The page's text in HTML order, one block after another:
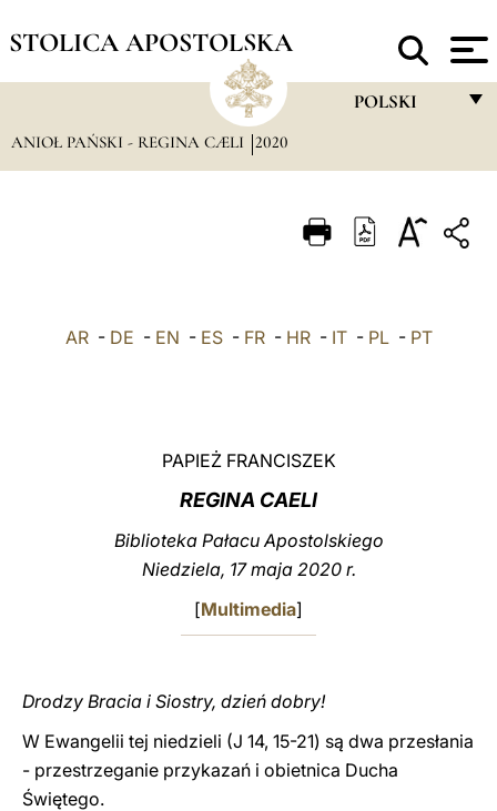
STOLICA APOSTOLSKA
POLSKI
ITALIANO
LATINE
ANIOŁ PAŃSKI - REGINA CÆLI 2020
AR- DE - EN - ES- FR- HR- IT- PL- PT
PAPIEŻ FRANCISZEK
REGINA CAELI
Biblioteka Pałacu Apostolskiego
Niedziela, 17 maja 2020 r.
[Multimedia]
Drodzy Bracia i Siostry, dzień dobry!
W Ewangelii tej niedzieli (J 14, 15-21) są dwa przesłania
- przestrzeganie przykazań i obietnica Ducha
Świętego.